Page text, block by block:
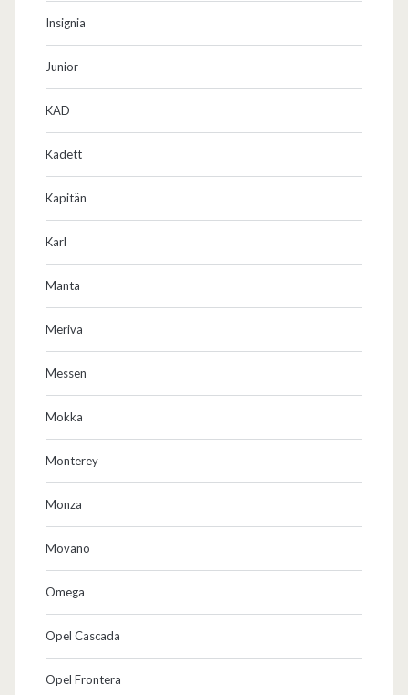
Insignia
Junior
KAD
Kadett
Kapitän
Karl
Manta
Meriva
Messen
Mokka
Monterey
Monza
Movano
Omega
Opel Cascada
Opel Frontera